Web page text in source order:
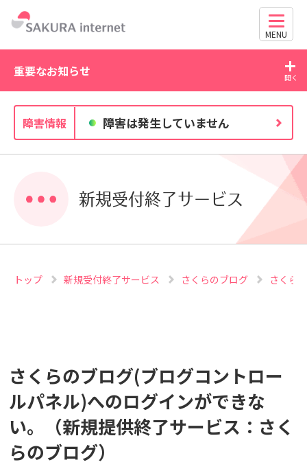
MENU
検索対象
すべて
サポート情報
よくあるご質問
動画マニュアル
個人情報保護のため、お名前や連絡先、会員IDを入力しないでください。
サイト内検索について
重要なお知らせ
2026/07/27
独自ドメイン、SSL証明書の有効期限と更新方法に関す
障害情報 障害は発生していません
新規受付終了サービス
トップ 新規受付終了サービス さくらのブログ さくら
さくらのブログ(ブログコントロー
ルパネル)へのログインができな
い。（新規提供終了サービス：さく
らのブログ）